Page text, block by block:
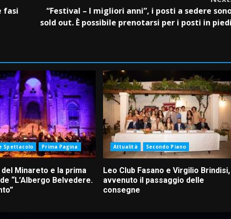
fasi
“Festival – I migliori anni”, i posti a sedere
sold out. È possibile prenotarsi per i posti in
Spettacolo Prima Pagina
del Minareto e la prima
“L’Albergo Belvedere.
Attualità Secondo Piano
Leo Club Fasano e Virgilio Brindisi,
avvenuto il passaggio delle
consegne